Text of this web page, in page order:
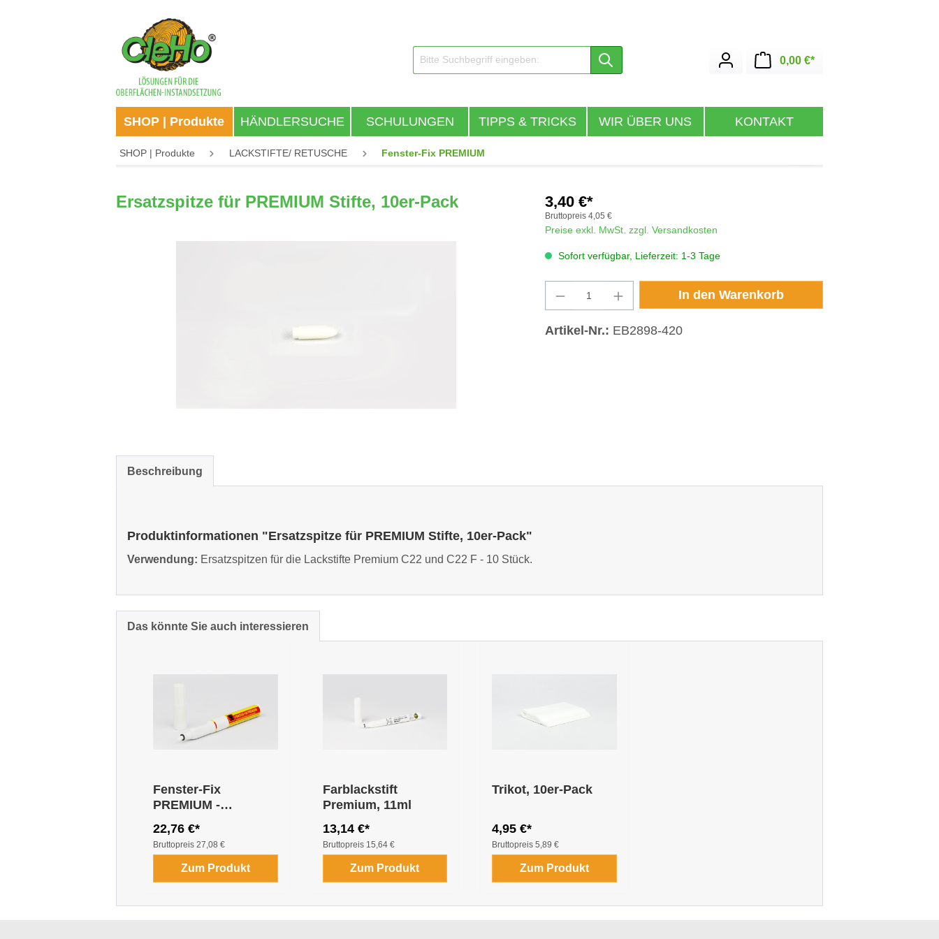
Zur Hauptnavigation springen
0,00 €*Warenkorb enthält 0
SHOP | Produkte HÄNDLERSUCHE SCHULUNGEN TIPPS & TRICKS WIR ÜBER UNS KONTAKT
SHOP | Produkte LACKSTIFTE/ RETUSCHE Fenster-Fix PREMIUM
Ersatzspitze für PREMIUM Stifte, 10er-Pack 3,40 €*
Bruttopreis 4,05 €
Preise exkl. MwSt. zzgl. Versandkosten
Sofort verfügbar, Lieferzeit: 1-3 Tage
Produkt Anzahl: Gib den gewünschten Wert ein
In den Warenkorb
Artikel-Nr.: EB2898-420
Beschreibung
Produktinformationen "Ersatzspitze für PREMIUM Stifte, 10er-Pack"
Verwendung: Ersatzspitzen für die Lackstifte Premium C22 und C22 F - 10 Stück.
Das könnte Sie auch interessieren
Fenster-Fix
PREMIUM -
22,76 €*
Bruttopreis 27,08 €
Zum Produkt
Farblackstift
Premium, 11ml
13,14 €*
Bruttopreis 15,64 €
Zum Produkt
Trikot, 10er-Pack
4,95 €*
Bruttopreis 5,89 €
Zum Produkt